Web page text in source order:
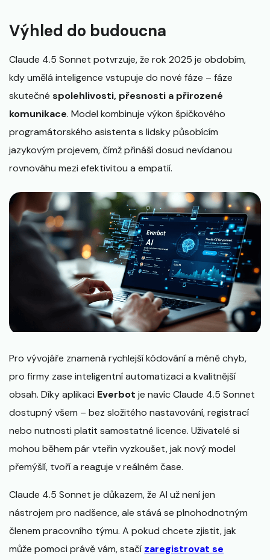
Výhled do budoucna
Claude 4.5 Sonnet potvrzuje, že rok 2025 je obdobím,
kdy umělá inteligence vstupuje do nové fáze – fáze
skutečné spolehlivosti, přesnosti a přirozené
komunikace. Model kombinuje výkon špičkového
programátorského asistenta s lidsky působícím
jazykovým projevem, čímž přináší dosud nevídanou
rovnováhu mezi efektivitou a empatií.
Pro vývojáře znamená rychlejší kódování a méně chyb,
pro firmy zase inteligentní automatizaci a kvalitnější
obsah. Díky aplikaci Everbot je navíc Claude 4.5 Sonnet
dostupný všem – bez složitého nastavování, registrací
nebo nutnosti platit samostatné licence. Uživatelé si
mohou během pár vteřin vyzkoušet, jak nový model
přemýšlí, tvoří a reaguje v reálném čase.
Claude 4.5 Sonnet je důkazem, že AI už není jen
nástrojem pro nadšence, ale stává se plnohodnotným
členem pracovního týmu. A pokud chcete zjistit, jak
může pomoci právě vám, stačí zaregistrovat se